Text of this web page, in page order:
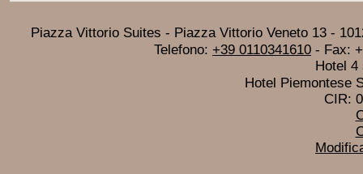
Piazza Vittorio Suites - Piazza Vittorio Veneto 13 -
Telefono: +39 0110341610 - Fax:
Hotel 4
Hotel Piemontese
CIR: